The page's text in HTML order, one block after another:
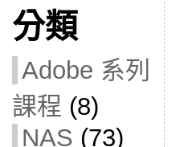
分類
Adobe 系列
課程 (8)
NAS (73)